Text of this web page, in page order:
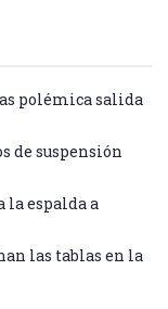
polémica salida
de suspensión
la espalda a
las tablas en la